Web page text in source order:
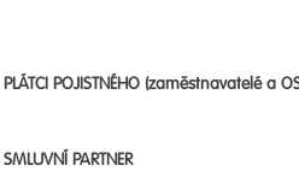
PLÁTCI POJISTNÉHO (zaměstnavatelé a
SMLUVNÍ PARTNER